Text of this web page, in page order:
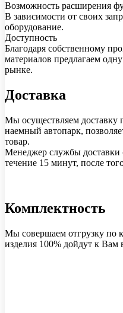
Возможность расширения
В зависимости от своих
оборудование.
Доступность
Благодаря собственному
материалов предлагаем
рынке.
Доставка
Мы осуществляем доставку
наемный автопарк,
товар.
Менеджер службы доставки
течение 15 минут, после
Комплектность
Мы совершаем отгрузку по
изделия 100% дойдут к Вам